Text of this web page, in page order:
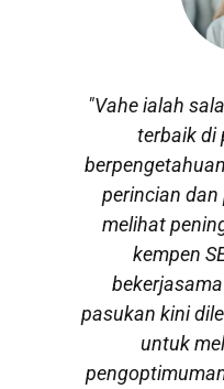
"Vahe ialah
terbaik di
perincian
melihat
kempen
pasukan kini
untuk